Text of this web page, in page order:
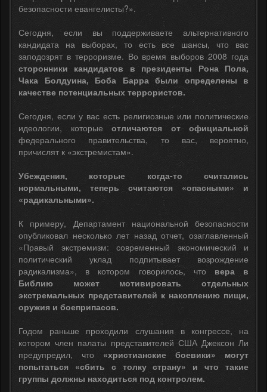
безопасности евангелисты?».
Сегодня, если вы поддерживаете альтернативного
кандидата на выборах, то есть все шансы, что вас
заподозрят в терроризме. Во время выборов 2008 года
сторонники кандидатов в президенты Рона Пола,
Чака Болдуина, Боба Барра были определены в
качестве потенциальных террористов.
Сегодня, если у вас есть религиозные или политические
идеологии, которые отличаются от официальной
федерального правительства, то вас, вероятно,
причислят к «экстремистам».
Убеждения, которые когда-то считались
нормальными, теперь считаются «опасными» и
«радикальными».
К примеру, Департамент национальной безопасности
опубликовал несколько лет назад отчет, озаглавленный
«Правый экстремизм: современный экономический и
политический уклад подпитывает возрождение
радикализма», в котором говорилось, что вера в
Библию может мотивировать отдельных
экстремальных представителей к накоплению пищи,
оружия и боеприпасов.
Годом раньше проходили слушания в конгрессе, на
котором член палаты представителей США Джексон Ли
предупредил, что «христианские боевики» могут
попытаться «сбить с толку страну» и что такие
группы должны находиться под контролем.